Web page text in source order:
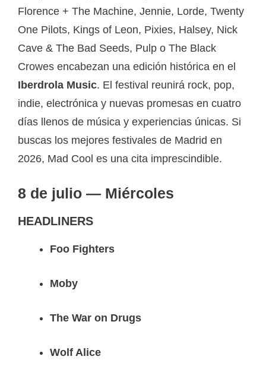
Florence + The Machine, Jennie, Lorde, Twenty
One Pilots, Kings of Leon, Pixies, Halsey, Nick
Cave & The Bad Seeds, Pulp o The Black
Crowes encabezan una edición histórica en el
Iberdrola Music. El festival reunirá rock, pop,
indie, electrónica y nuevas promesas en cuatro
días llenos de música y experiencias únicas. Si
buscas los mejores festivales de Madrid en
2026, Mad Cool es una cita imprescindible.
8 de julio — Miércoles
HEADLINERS
Foo Fighters
Moby
The War on Drugs
Wolf Alice